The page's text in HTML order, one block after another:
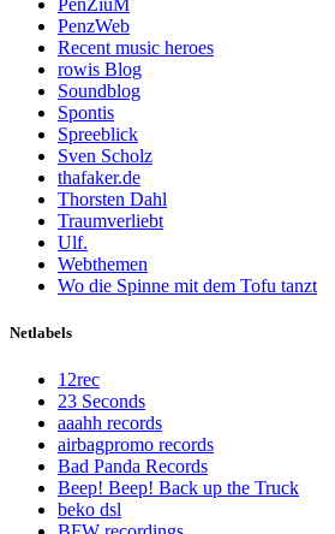
PenzWeb
Recent music heroes
rowis Blog
Soundblog
Spontis
Spreeblick
Sven Scholz
thafaker.de
Thorsten Dahl
Traumverliebt
Ulf.
Webthemen
Wo die Spinne mit dem Tofu tanzt
Netlabels
12rec
23 Seconds
aaahh records
airbagpromo records
Bad Panda Records
Beep! Beep! Back up the Truck
beko dsl